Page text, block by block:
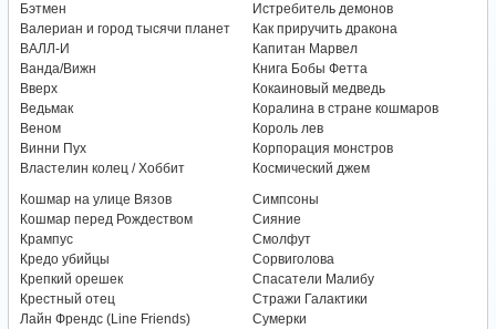
Бэтмен
Валериан и город тысячи планет
ВАЛЛ-И
Ванда/Вижн
Вверх
Ведьмак
Веном
Винни Пух
Властелин колец / Хоббит
Истребитель демонов
Как приручить дракона
Капитан Марвел
Книга Бобы Фетта
Кокаиновый медведь
Коралина в стране кошмаров
Король лев
Корпорация монстров
Космический джем
Кошмар на улице Вязов
Кошмар перед Рождеством
Крампус
Кредо убийцы
Крепкий орешек
Крестный отец
Лайн Френдс (Line Friends)
Симпсоны
Сияние
Смолфут
Сорвиголова
Спасатели Малибу
Стражи Галактики
Сумерки